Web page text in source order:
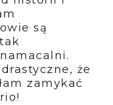
są
że
zamykać